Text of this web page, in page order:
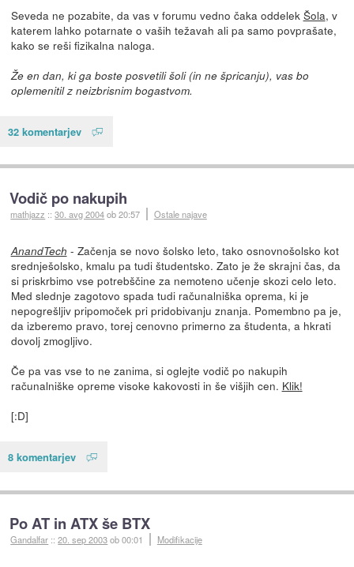
Seveda ne pozabite, da vas v forumu vedno čaka oddelek Šola, v
katerem lahko potarnate o vaših težavah ali pa samo povprašate,
kako se reši fizikalna naloga.
Že en dan, ki ga boste posvetili šoli (in ne špricanju), vas bo
oplemenitil z neizbrisnim bogastvom.
32 komentarjev
Vodič po nakupih
mathjazz ::30. avg 2004ob 20:57 Ostale najave
AnandTech - Začenja se novo šolsko leto, tako osnovnošolsko kot
srednješolsko, kmalu pa tudi študentsko. Zato je že skrajni čas, da
si priskrbimo vse potrebščine za nemoteno učenje skozi celo leto.
Med slednje zagotovo spada tudi računalniška oprema, ki je
nepogrešljiv pripomoček pri pridobivanju znanja. Pomembno pa je,
da izberemo pravo, torej cenovno primerno za študenta, a hkrati
dovolj zmogljivo.
Če pa vas vse to ne zanima, si oglejte vodič po nakupih
računalniške opreme visoke kakovosti in še višjih cen. Klik!
[:D]
8 komentarjev
Po AT in ATX še BTX
Gandalfar ::20. sep 2003ob 00:01 Modifikacije